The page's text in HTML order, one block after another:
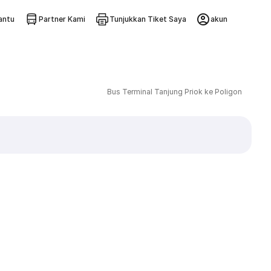
Partner Kami Tunjukkan Tiket Saya akun
Bus Terminal Tanjung Priok ke Poligon